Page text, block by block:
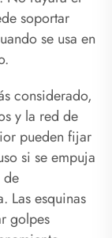
soportar
se usa en
considerado,
y la red de
pueden fijar
si se empuja
de
Las esquinas
golpes